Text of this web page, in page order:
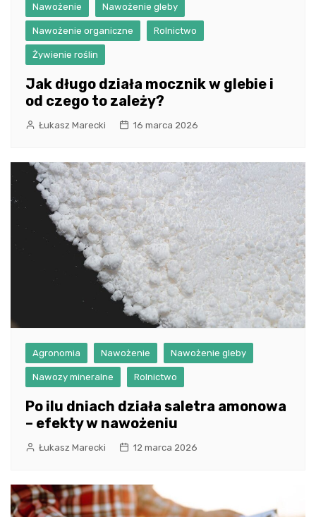
Nawożenie Nawożenie gleby
Nawożenie organiczne Rolnictwo
Żywienie roślin
Jak długo działa mocznik w glebie i
od czego to zależy?
Łukasz Marecki 16 marca 2026
Agronomia Nawożenie Nawożenie gleby
Nawozy mineralne Rolnictwo
Po ilu dniach działa saletra amonowa
– efekty w nawożeniu
Łukasz Marecki 12 marca 2026